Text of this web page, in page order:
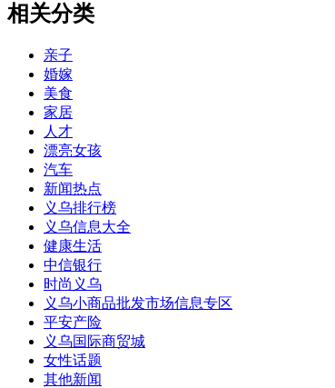
相关分类
亲子
婚嫁
美食
家居
人才
漂亮女孩
汽车
新闻热点
义乌排行榜
义乌信息大全
健康生活
中信银行
时尚义乌
义乌小商品批发市场信息专区
平安产险
义乌国际商贸城
女性话题
其他新闻